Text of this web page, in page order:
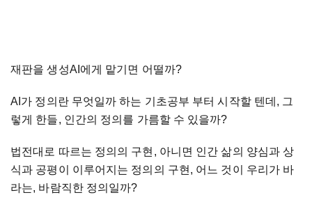
재판을 생성AI에게 맡기면 어떨까?
AI가 정의란 무엇일까 하는 기초공부 부터 시작할 텐데, 그
렇게 한들, 인간의 정의를 가름할 수 있을까?
법전대로 따르는 정의의 구현, 아니면 인간 삶의 양심과 상
식과 공평이 이루어지는 정의의 구현, 어느 것이 우리가 바
라는, 바람직한 정의일까?